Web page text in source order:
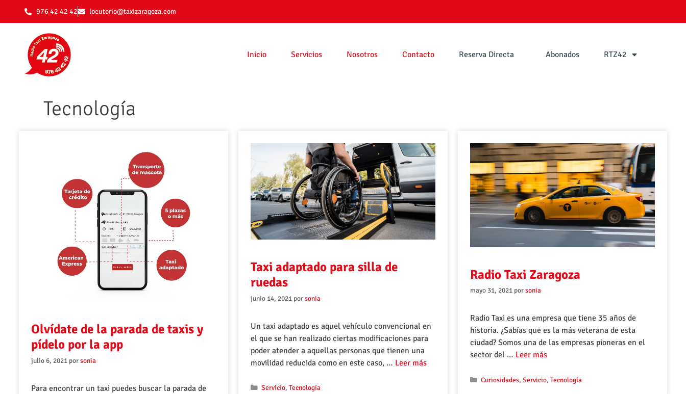
976 42 42 42 locutorio@taxizaragoza.com
Inicio Servicios Nosotros Contacto Reserva Directa Abonados RTZ42
Tecnología
Olvídate de la parada de taxis y
pídelo por la app
julio 6, 2021 porsonia
Para encontrar un taxi puedes buscar la parada de
Taxi adaptado para silla de
ruedas
junio 14, 2021 porsonia
Un taxi adaptado es aquel vehículo convencional en
el que se han realizado ciertas modificaciones para
poder atender a aquellas personas que tienen una
movilidad reducida como en este caso, … Leer más
Servicio,Tecnología
Radio Taxi Zaragoza
mayo 31, 2021 porsonia
Radio Taxi es una empresa que tiene 35 años de
historia. ¿Sabías que es la más veterana de esta
ciudad? Somos una de las empresas pioneras en el
sector del … Leer más
Curiosidades,Servicio,Tecnología